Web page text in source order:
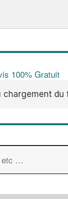
100% Gratuit
chargement du